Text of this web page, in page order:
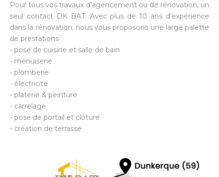
Pour tous vos travaux d'agencement ou de rénovation, un
seul contact DK BAT. Avec plus de 10 ans d'expérience
dans la rénovation, nous vous proposons une large palette
de prestations
- pose de cuisine et salle de bain
- menuiserie
- plomberie
- électricité
- platerie & peinture
- carrelage
- pose de portail et clôture
- création de terrasse